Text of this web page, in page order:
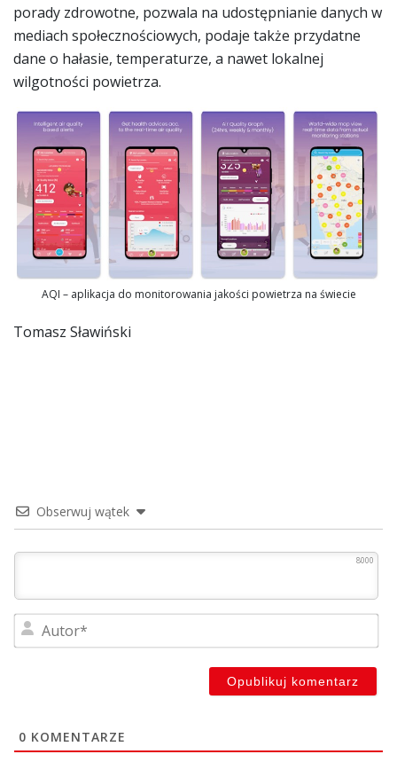
porady zdrowotne, pozwala na udostępnianie danych w
mediach społecznościowych, podaje także przydatne
dane o hałasie, temperaturze, a nawet lokalnej
wilgotności powietrza.
AQI – aplikacja do monitorowania jakości powietrza na świecie
Tomasz Sławiński
Obserwuj wątek
8000
0 KOMENTARZE